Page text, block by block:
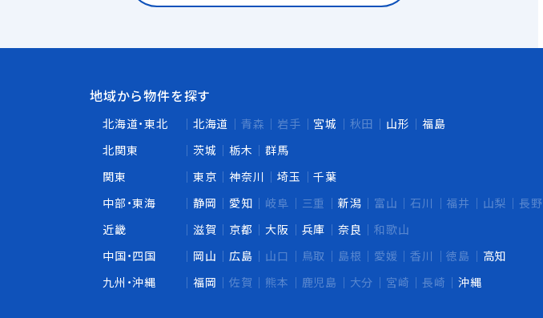
地域から物件を探す
北海道・東北 北海道 青森 岩手 宮城 秋田 山形
福島
北関東
茨城 栃木
群馬
関東
東京 神奈川 埼玉
千葉
中部・東海
静岡 愛知 岐阜 三重 新潟 富山 石川 福井 山梨
長野
近畿
滋賀 京都 大阪 兵庫 奈良
和歌山
中国・四国
岡山 広島 山口 鳥取 島根 愛媛 香川 徳島
高知
九州・沖縄
福岡 佐賀 熊本 鹿児島 大分 宮崎 長崎 沖縄